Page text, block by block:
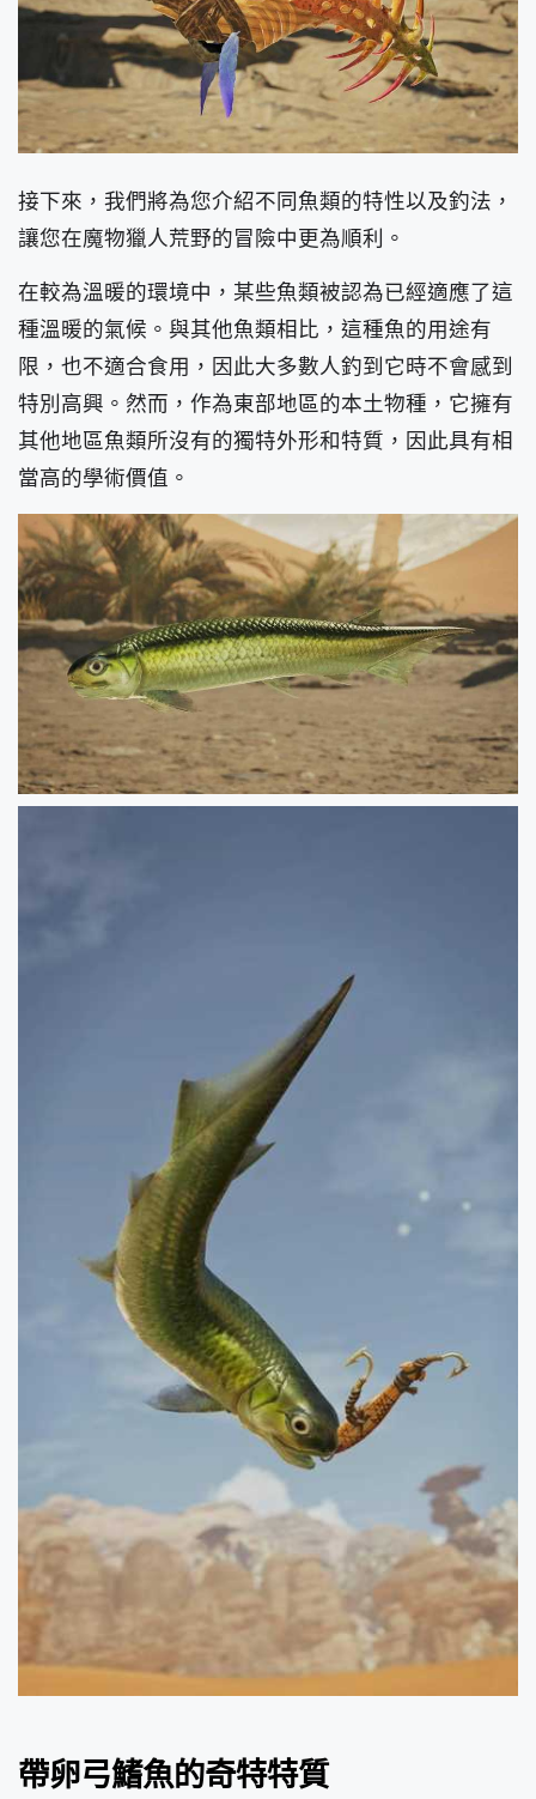
接下來，我們將為您介紹不同魚類的特性以及釣法，
讓您在魔物獵人荒野的冒險中更為順利。
在較為溫暖的環境中，某些魚類被認為已經適應了這
種溫暖的氣候。與其他魚類相比，這種魚的用途有
限，也不適合食用，因此大多數人釣到它時不會感到
特別高興。然而，作為東部地區的本土物種，它擁有
其他地區魚類所沒有的獨特外形和特質，因此具有相
當高的學術價值。
帶卵弓鰭魚的奇特特質